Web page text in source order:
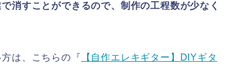
消すことができるので、制作の工程数が少なく
は、こちらの『 【自作エレキギター】DIYギタ